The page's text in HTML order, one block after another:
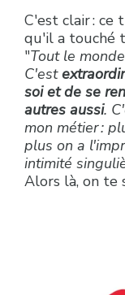
C'est clair : ce
qu'il a touché
"Tout le
C'est
soi et de se
autres aussi.
mon métier :
plus on a
intimité
Alors là, on te